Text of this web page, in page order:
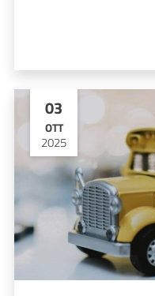
03
OTT
2025